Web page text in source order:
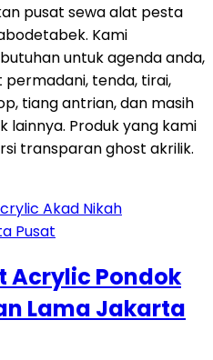
pusat sewa alat pesta
Kami
untuk agenda anda,
tenda, tirai,
tiang antrian, dan masih
Produk yang kami
transparan ghost akrilik.
Acrylic Pondok
Lama Jakarta